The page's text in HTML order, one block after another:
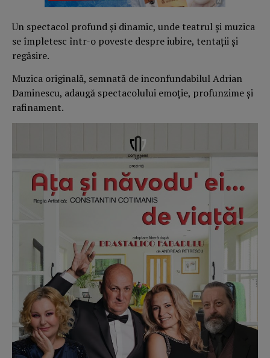
Un spectacol profund și dinamic, unde teatrul și muzica
se împletesc într-o poveste despre iubire, tentații și
regăsire.
Muzica originală, semnată de inconfundabilul Adrian
Daminescu, adaugă spectacolului emoție, profunzime și
rafinament.